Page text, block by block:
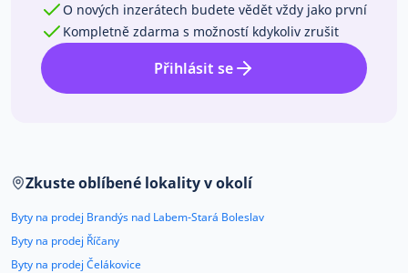
Okamžitý výkup
Přehled realitních makléřů
O nás
Kariéra
Kontakt
O nových inzerátech budete vědět vždy jako první
Kompletně zdarma s možností kdykoliv zrušit
Přihlásit se
Zkuste oblíbené lokality v okolí
Byty na prodej Brandýs nad Labem-Stará Boleslav
Byty na prodej Říčany
Byty na prodej Čelákovice